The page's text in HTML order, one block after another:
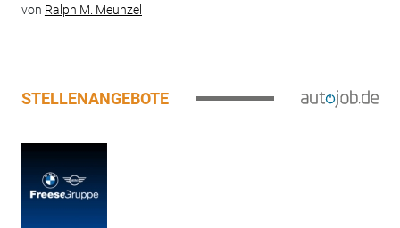
von Ralph M. Meunzel
STELLENANGEBOTE